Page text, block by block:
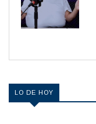
LO DE HOY